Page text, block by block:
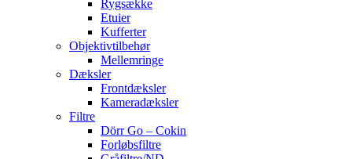
Rygsække
Etuier
Kufferter
Objektivtilbehør
Mellemringe
Dæksler
Frontdæksler
Kameradæksler
Filtre
Dörr Go – Cokin
Forløbsfiltre